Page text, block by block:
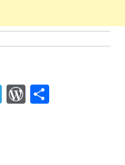
Telegram
WordPress